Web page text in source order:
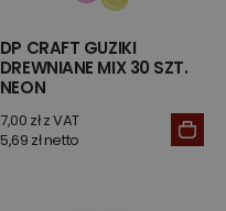
DP CRAFT GUZIKI
DREWNIANE MIX 30 SZT.
NEON
7,00 zł z VAT
5,69 zł netto